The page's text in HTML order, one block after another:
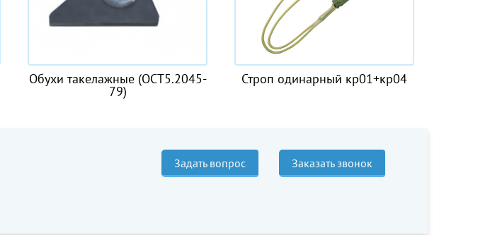
Обухи такелажные (ОСТ5.2045- Строп одинарный кр01+кр04
Задать вопрос Заказать звонок